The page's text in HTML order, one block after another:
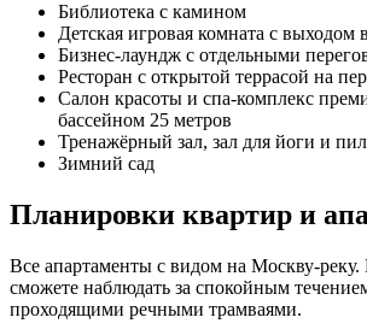
Библиотека с камином
Детская игровая комната с выходом
Бизнес-лаундж с отдельными
Ресторан с открытой террасой на
Салон красоты и спа-комплекс
бассейном 25 метров
Тренажёрный зал, зал для йоги и
Зимний сад
Планировки квартир и
Все апартаменты с видом на Москву-
сможете наблюдать за спокойным
проходящими речными трамваями.